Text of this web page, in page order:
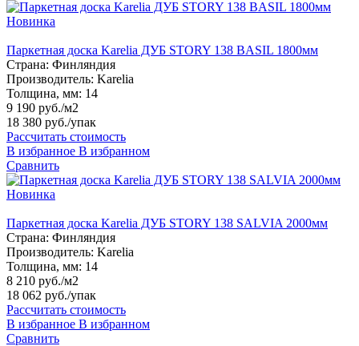
Новинка
Паркетная доска Karelia ДУБ STORY 138 BASIL 1800мм
Страна: Финляндия
Производитель: Karelia
Толщина, мм: 14
9 190 руб./м2
18 380 руб./упак
Рассчитать стоимость
В избранное В избранном
Сравнить
Новинка
Паркетная доска Karelia ДУБ STORY 138 SALVIA 2000мм
Страна: Финляндия
Производитель: Karelia
Толщина, мм: 14
8 210 руб./м2
18 062 руб./упак
Рассчитать стоимость
В избранное В избранном
Сравнить